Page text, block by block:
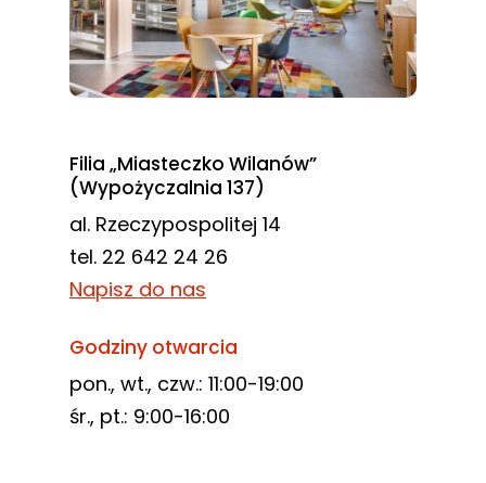
Filia „Miasteczko Wilanów”
(Wypożyczalnia 137)
al. Rzeczypospolitej 14
tel. 22 642 24 26
Napisz do nas
Godziny otwarcia
pon., wt., czw.: 11:00-19:00
śr., pt.: 9:00-16:00